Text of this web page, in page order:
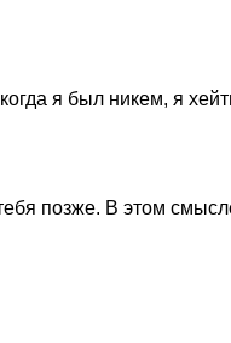
я был никем, я
позже. В этом